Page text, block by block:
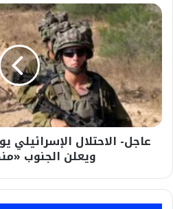
عاجل-
الاحتلال
الإسرائيلي
يوسع
عملياته
في
لبنان
ويعلن
الجنوب
«منطقة
عاجل- الاحتلال الإسرائيلي
ويعلن الجنوب